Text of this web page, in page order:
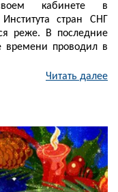
кабинете в
стран СНГ
реже. В последние
времени проводил в
Читать далее